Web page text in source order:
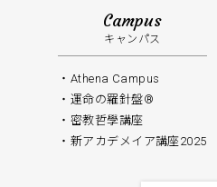
Campus
キャンパス
Athena Campus
運命の羅針盤®
密教哲學講座
新アカデメイア講座2025